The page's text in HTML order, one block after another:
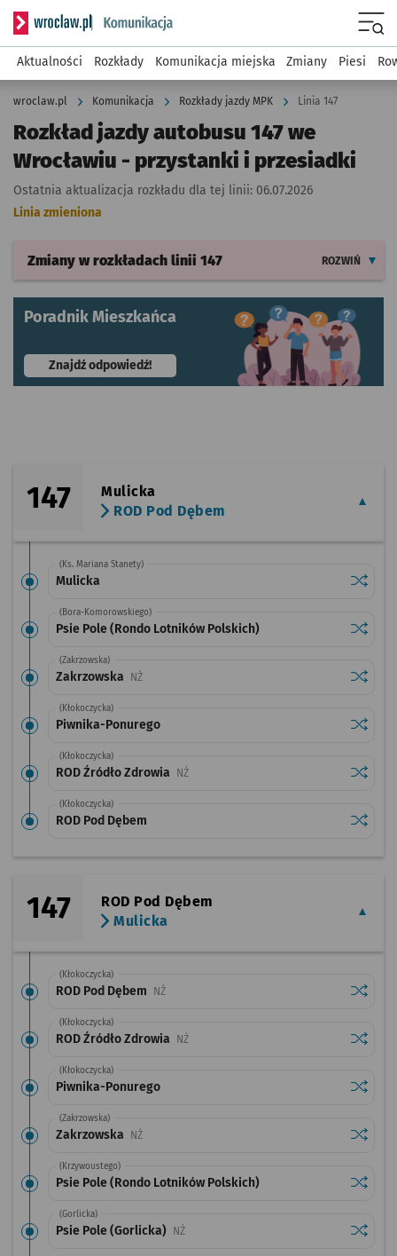
Serwis informacyjny wroclaw.pl podserwis: Komunikacja
Aktualności Rozkłady Komunikacja miejska Zmiany Piesi
wroclaw.pl Komunikacja Rozkłady jazdy MPK Linia 147
Rozkład jazdy autobusu 147 we
Wrocławiu - przystanki i przesiadki
Ostatnia aktualizacja rozkładu dla tej linii: 06.07.2026
Linia zmieniona
Zmiany w rozkładach linii 147 ROZWIŃ
Poradnik Mieszkańca
Znajdź odpowiedź!- otworzy się w nowej karcie
147
Mulicka
ROD Pod Dębem
(Ks. Mariana Stanety)
Mulicka
(Bora-Komorowskiego)
Psie Pole (Rondo Lotników Polskich)
(Zakrzowska)
Zakrzowska NŻPrzystanek na życzenie
(Kłokoczycka)
Piwnika-Ponurego
(Kłokoczycka)
ROD Źródło Zdrowia NŻPrzystanek na życzenie
(Kłokoczycka)
ROD Pod Dębem
147
ROD Pod Dębem
Mulicka
(Kłokoczycka)
ROD Pod Dębem NŻPrzystanek na życzenie
(Kłokoczycka)
ROD Źródło Zdrowia NŻPrzystanek na życzenie
(Kłokoczycka)
Piwnika-Ponurego
(Zakrzowska)
Zakrzowska NŻPrzystanek na życzenie
(Krzywoustego)
Psie Pole (Rondo Lotników Polskich)
(Gorlicka)
Psie Pole (Gorlicka) NŻPrzystanek na życzenie